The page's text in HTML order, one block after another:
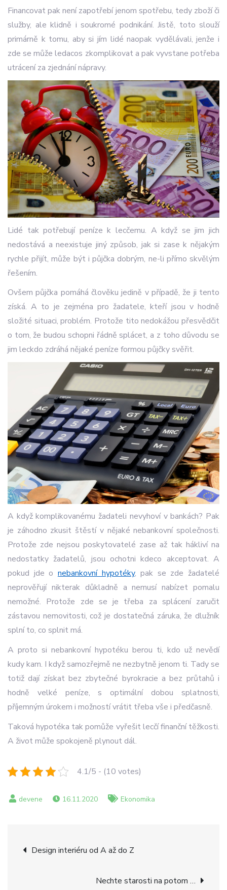
Financovat pak není zapotřebí jenom spotřebu, tedy zboží či
služby, ale klidně i soukromé podnikání. Jistě, toto slouží
primárně k tomu, aby si jím lidé naopak vydělávali, jenže i
zde se může ledacos zkomplikovat a pak vyvstane potřeba
utrácení za zjednání nápravy.
Lidé tak potřebují peníze k lecčemu. A když se jim jich
nedostává a neexistuje jiný způsob, jak si zase k nějakým
rychle přijít, může být i půjčka dobrým, ne-li přímo skvělým
řešením.
Ovšem půjčka pomáhá člověku jedině v případě, že ji tento
získá. A to je zejména pro žadatele, kteří jsou v hodně
složité situaci, problém. Protože tito nedokážou přesvědčit
o tom, že budou schopni řádně splácet, a z toho důvodu se
jim leckdo zdráhá nějaké peníze formou půjčky svěřit.
A když komplikovanému žadateli nevyhoví v bankách? Pak
je záhodno zkusit štěstí v nějaké nebankovní společnosti.
Protože zde nejsou poskytovatelé zase až tak hákliví na
nedostatky žadatelů, jsou ochotni kdeco akceptovat. A
pokud jde o nebankovní hypotéky, pak se zde žadatelé
neprověřují nikterak důkladně a nemusí nabízet pomalu
nemožné. Protože zde se je třeba za splácení zaručit
zástavou nemovitosti, což je dostatečná záruka, že dlužník
splní to, co splnit má.
A proto si nebankovní hypotéku berou ti, kdo už nevědí
kudy kam. I když samozřejmě ne nezbytně jenom ti. Tady se
totiž dají získat bez zbytečné byrokracie a bez průtahů i
hodně velké peníze, s optimální dobou splatnosti,
příjemným úrokem i možností vrátit třeba vše i předčasně.
Taková hypotéka tak pomůže vyřešit lecčí finanční těžkosti.
A život může spokojeně plynout dál.
4.1/5 - (10 votes)
16.11.2020 Ekonomika
Navigace
Design interiéru od A až do Z
Nechte starosti na potom …